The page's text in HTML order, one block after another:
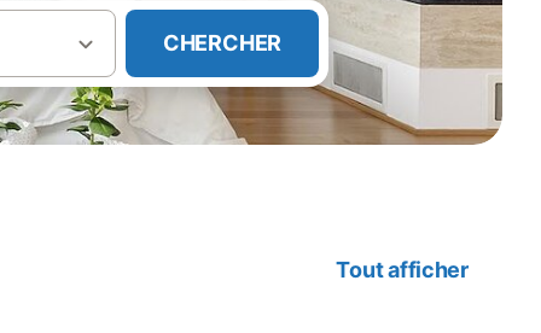
CHERCHER
Tout afficher